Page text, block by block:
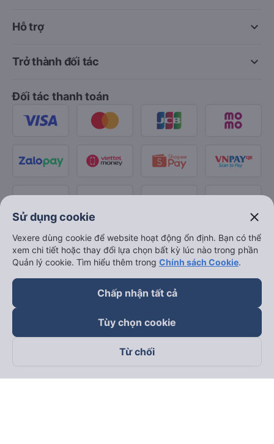
keyboard_arrow_down
Hỗ trợ
keyboard_arrow_down
Trở thành đối tác
Đối tác thanh toán
Theo dõi chúng tôi trên
Sử dụng cookie close
Vexere dùng cookie để website hoạt động ổn định. Bạn có thể
xem chi tiết hoặc thay đổi lựa chọn bất kỳ lúc nào trong phần
Quản lý cookie. Tìm hiểu thêm trong Chính sách Cookie.
Chấp nhận tất cả
Tùy chọn cookie
Từ chối